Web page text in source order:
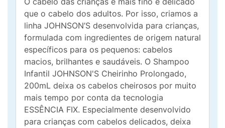
que o cabelo dos adultos. Por isso, criamos a
linha JOHNSON’S desenvolvida para crianças,
formulada com ingredientes de origem natural
específicos para os pequenos: cabelos
macios, brilhantes e saudáveis. O Shampoo
Infantil JOHNSON'S Cheirinho Prolongado,
200mL deixa os cabelos cheirosos por muito
mais tempo por conta da tecnologia
ESSÊNCIA FIX. Especialmente desenvolvido
para crianças com cabelos delicados, deixa